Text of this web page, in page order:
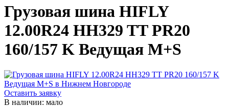
Грузовая шина HIFLY
12.00R24 HH329 TT PR20
160/157 K Ведущая M+S
Оставить заявку
В наличии: мало